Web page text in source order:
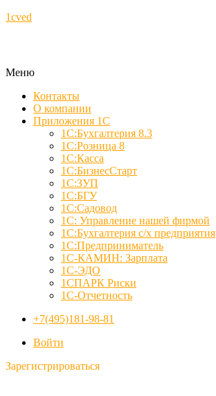
1cved
Меню
Контакты
О компании
Приложения 1С
1С:Бухгалтерия 8.3
1С:Розница 8
1С:Касса
1С:БизнесСтарт
1С:ЗУП
1С:БГУ
1С:Садовод
1С: Управление нашей фирмой
1С:Бухгалтерия с/х предприятия
1С:Предприниматель
1С-КАМИН: Зарплата
1С-ЭДО
1СПАРК Риски
1С-Отчетность
+7(495)181-98-81
Войти
Зарегистрироваться